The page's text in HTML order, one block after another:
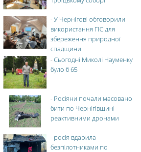
-У Чернігові обговорили
використання ГІС для
збереження природної
спадщини
-Сьогодні Миколі Науменку
було б 65
- Росіяни почали масовано
бити по Чернігівщині
реактивними дронами
- росія вдарила
безпілотниками по